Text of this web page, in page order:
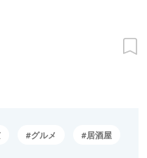
グルメ 居酒屋